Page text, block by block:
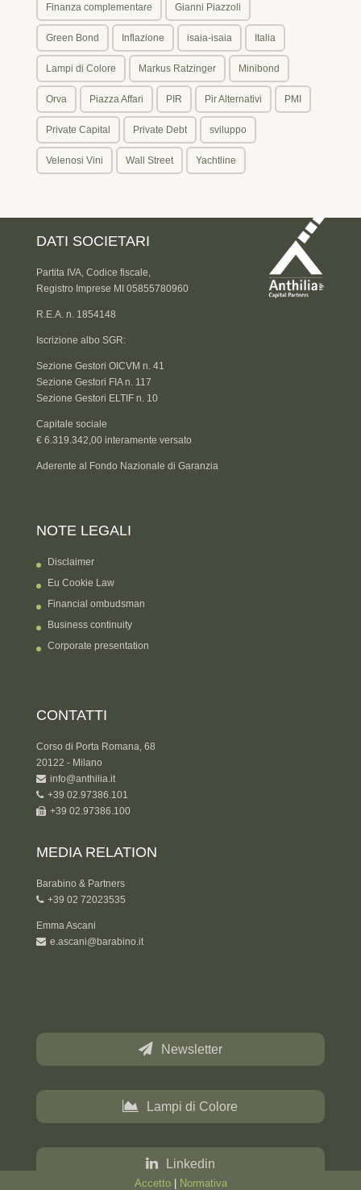
Finanza complementare Gianni Piazzoli
Green Bond Inflazione isaia-isaia Italia
Lampi di Colore Markus Ratzinger Minibond
Orva Piazza Affari PIR Pir Alternativi PMI
Private Capital Private Debt sviluppo
Velenosi Vini Wall Street Yachtline
DATI SOCIETARI
Partita IVA, Codice fiscale,
Registro Imprese MI 05855780960
R.E.A. n. 1854148
Iscrizione albo SGR:
Sezione Gestori OICVM n. 41
Sezione Gestori FIA n. 117
Sezione Gestori ELTIF n. 10
Capitale sociale
€ 6.319.342,00 interamente versato
Aderente al Fondo Nazionale di Garanzia
NOTE LEGALI
Disclaimer
Eu Cookie Law
Financial ombudsman
Business continuity
Corporate presentation
CONTATTI
Corso di Porta Romana, 68
20122 - Milano
info@anthilia.it
+39 02.97386.101
+39 02.97386.100
MEDIA RELATION
Barabino & Partners
+39 02 72023535
Emma Ascani
e.ascani@barabino.it
Newsletter
Lampi di Colore
Linkedin
Accetto| Normativa